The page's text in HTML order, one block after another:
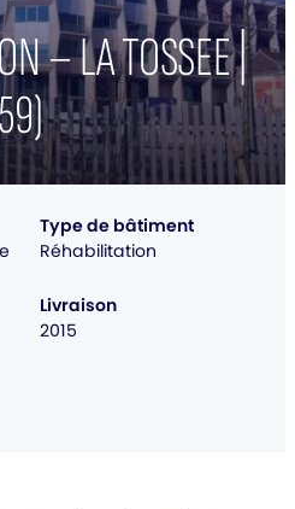
– LA TOSSEE |
Type de bâtiment
Réhabilitation
Livraison
2015